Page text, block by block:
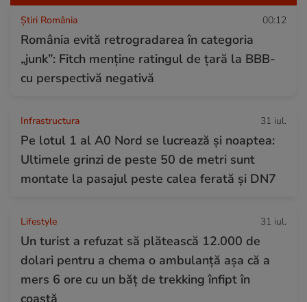
Știri România 00:12
România evită retrogradarea în categoria
„junk”: Fitch menține ratingul de țară la BBB-
cu perspectivă negativă
Infrastructura 31 iul.
Pe lotul 1 al A0 Nord se lucrează și noaptea:
Ultimele grinzi de peste 50 de metri sunt
montate la pasajul peste calea ferată și DN7
Lifestyle 31 iul.
Un turist a refuzat să plătească 12.000 de
dolari pentru a chema o ambulanță așa că a
mers 6 ore cu un băț de trekking înfipt în
coastă